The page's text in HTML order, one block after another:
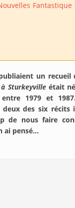
Fantastique
un recueil
Sturkeyville était
1979 et
deux des six récits
de nous faire
ai pensé…